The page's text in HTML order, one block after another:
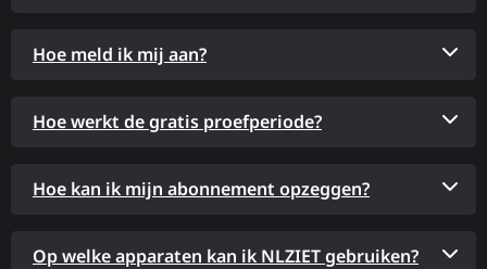
Hoe meld ik mij aan?
Hoe werkt de gratis proefperiode?
Hoe kan ik mijn abonnement opzeggen?
Op welke apparaten kan ik NLZIET gebruiken?